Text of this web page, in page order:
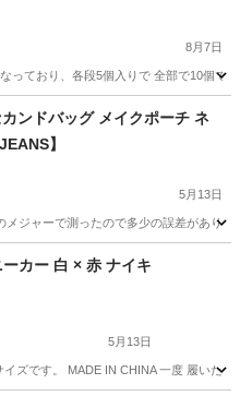
8月7日
っており、各段5個入りで 全部で10個で
POLA
ンドバッグ メイクポーチ ネ
】
5月13日
ジャーで測ったので多少の誤差があり
クラッチバッグ
カー 白 × 赤 ナイキ
5月13日
ズです。 MADE IN CHINA 一度 履いた